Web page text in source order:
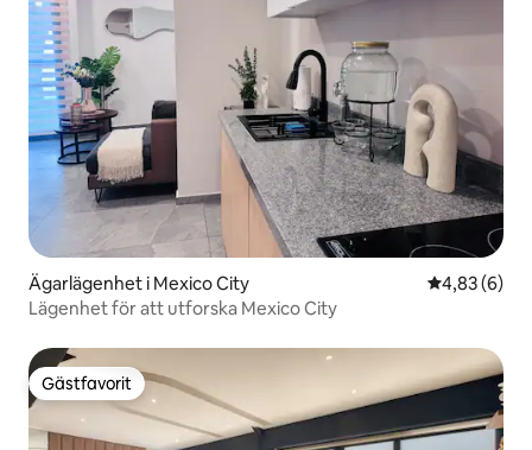
Ägarlägenhet i Mexico City 4,83 av 5 i
4,83 (6)
Lägenhet för att utforska Mexico City
Gästfavorit
Gästfavorit